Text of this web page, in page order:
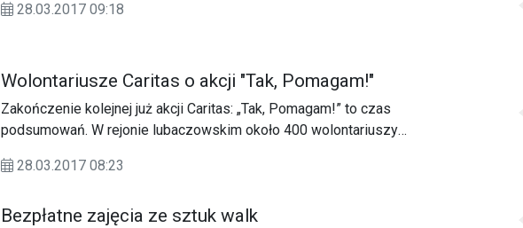
28.03.2017 09:18
Wolontariusze Caritas o akcji "Tak, Pomagam!"
Zakończenie kolejnej już akcji Caritas: „Tak, Pomagam!” to czas
podsumowań. W rejonie lubaczowskim około 400 wolontariuszy
Brawo!
28.03.2017 08:23
Bezpłatne zajęcia ze sztuk walk